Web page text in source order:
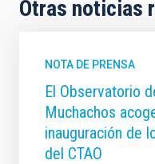
Otras noticias
NOTA DE PRENSA
El Observatorio
Muchachos
inauguración de
del CTAO